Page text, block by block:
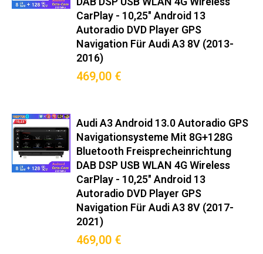
✓ 500% schnellere App-Reaktionszeit
✓ 3x bessere Signalempfangsleistung
✓ 7x mehr Konnektivitätsoptionen
✓ 12 Monate längere Softwareunterstützung
Entwickelt für deutsche
Straßenbedingungen:
• 24 Monate Feldtests auf Autobahn A7
• Optimiert für DAB+-Empfang in städtischen Gebieten
Lieferumfang enthält:
① Hochleistungs-GPS-Antenne (Magnetfuß)
② CANBUS-Decoder mit Plug&Play-Adapter
③ 2x ISO-Kabelbaum (rot/schwarz kodiert)
④ Montagewerkzeug-Set (inkl. DIN-Auszugszange)
⑤ DAB+-Fensterantenne mit 3M-Klebepad (optional)
Kompatible Apps:
• Navigation: Sygic, HERE WeGo, Waze, iGO, GooGle maps
• Musik: Spotify, Amazon Music, Tidal
• Diagnose: Torque Pro, Car Scanner ELM
CarPlay - 10,25" Android 13
Autoradio DVD Player GPS
Navigation Für Audi A3 8V (2013-
2016)
469,00 €
Audi A3 Android 13.0 Autoradio GPS
Navigationsysteme Mit 8G+128G
Bluetooth Freisprecheinrichtung
DAB DSP USB WLAN 4G Wireless
CarPlay - 10,25" Android 13
Autoradio DVD Player GPS
Navigation Für Audi A3 8V (2017-
2021)
469,00 €